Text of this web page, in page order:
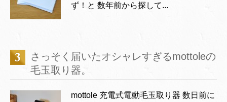
ず！と 数年前から探して...
さっそく届いたオシャレすぎるmottoleの
毛玉取り器。
mottole 充電式電動毛玉取り器 数日前に